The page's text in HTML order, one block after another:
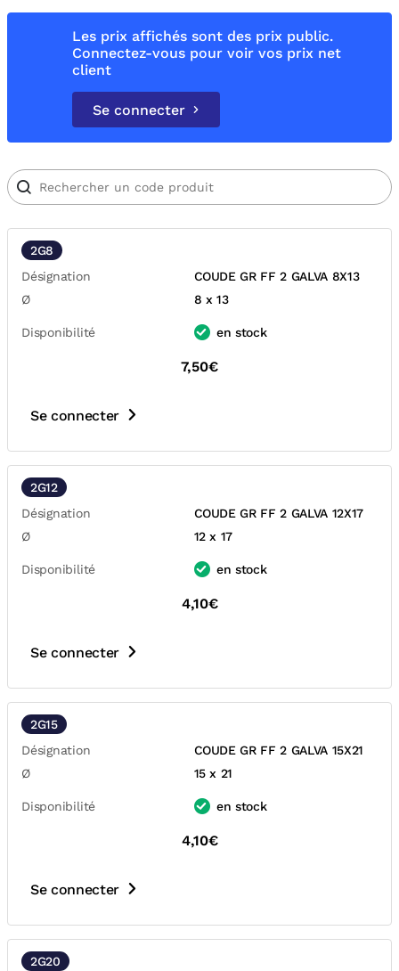
Les prix affichés sont des prix public.
Connectez-vous pour voir vos prix net
client
Se connecter
2G8
Désignation
COUDE GR FF 2 GALVA 8X13
Ø
8 x 13
Disponibilité en stock
7,50€
Se connecter
2G12
Désignation
COUDE GR FF 2 GALVA 12X17
Ø
12 x 17
Disponibilité en stock
4,10€
Se connecter
2G15
Désignation
COUDE GR FF 2 GALVA 15X21
Ø
15 x 21
Disponibilité en stock
4,10€
Se connecter
2G20